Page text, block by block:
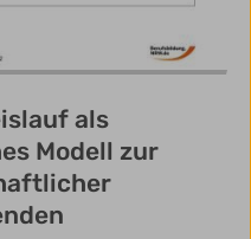
als
Modell zur